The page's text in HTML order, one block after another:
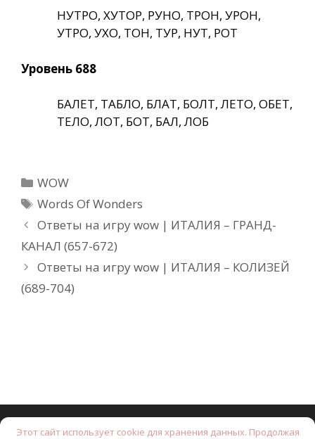
НУТРО, ХУТОР, РУНО, ТРОН, УРОН,
УТРО, УХО, ТОН, ТУР, НУТ, РОТ
Уровень 688
БАЛЕТ, ТАБЛО, БЛАТ, БОЛТ, ЛЕТО, ОБЕТ,
ТЕЛО, ЛОТ, БОТ, БАЛ, ЛОБ
Рубрики
WOW
Метки
Words Of Wonders
Ответы на игру wow | ИТАЛИЯ – ГРАНД-
КАНАЛ (657-672)
Ответы на игру wow | ИТАЛИЯ – КОЛИЗЕЙ
(689-704)
Этот сайт использует cookie для хранения данных. Продолжая